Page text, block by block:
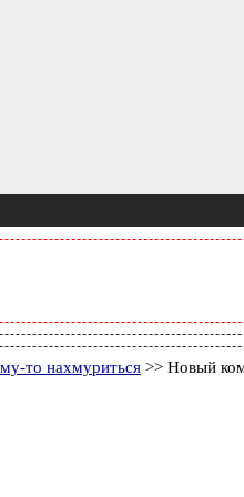
то нахмуриться >> Новый